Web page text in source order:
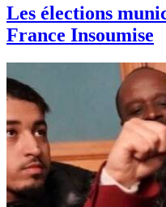
Les élections
France Insoumise